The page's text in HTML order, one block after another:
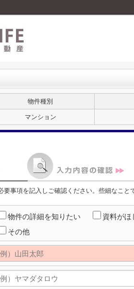
物件種別
マンション
要事項を記入しご確認ください。些細なこと
物件の詳細を知りたい 資料がほ
その他